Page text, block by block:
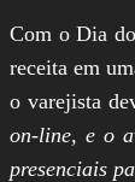
Com o Dia
receita em
o varejista
on-line, e o
presenciais